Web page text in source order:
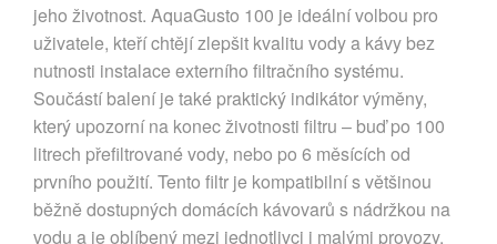
jeho životnost. AquaGusto 100 je ideální volbou pro
uživatele, kteří chtějí zlepšit kvalitu vody a kávy bez
nutnosti instalace externího filtračního systému.
Součástí balení je také praktický indikátor výměny,
který upozorní na konec životnosti filtru – buď po 100
litrech přefiltrované vody, nebo po 6 měsících od
prvního použití. Tento filtr je kompatibilní s většinou
běžně dostupných domácích kávovarů s nádržkou na
vodu a je oblíbený mezi jednotlivci i malými provozy,